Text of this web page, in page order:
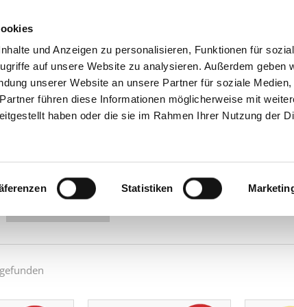
und Anzeigen zu personalisieren, Funktionen für
auf unsere Website zu analysieren. Außerdem geben
unserer Website an unsere Partner für soziale Medien,
führen diese Informationen möglicherweise mit
haben oder die sie im Rahmen Ihrer Nutzung der
Statistiken
GRUPPE